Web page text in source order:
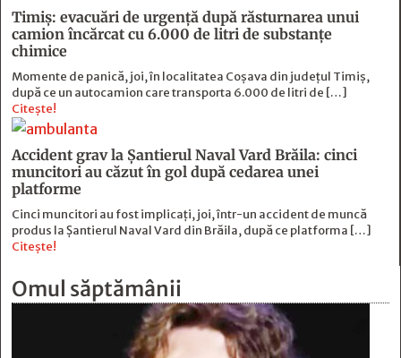
Timiș: evacuări de urgență după răsturnarea unui
camion încărcat cu 6.000 de litri de substanțe
chimice
Momente de panică, joi, în localitatea Coșava din județul Timiș,
după ce un autocamion care transporta 6.000 de litri de […]
Citește!
Accident grav la Șantierul Naval Vard Brăila: cinci
muncitori au căzut în gol după cedarea unei
platforme
Cinci muncitori au fost implicați, joi, într-un accident de muncă
produs la Șantierul Naval Vard din Brăila, după ce platforma […]
Citește!
Omul săptămânii